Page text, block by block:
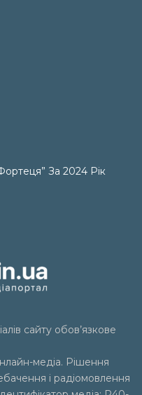
За 2024 Рік
сайту обов’язкове
медіа. Рішення
і радіомовлення